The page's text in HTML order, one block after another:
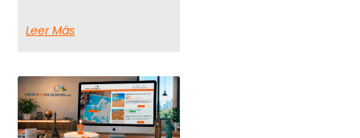
Leer Más